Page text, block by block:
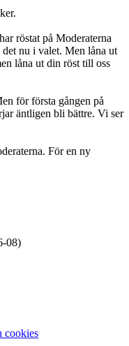
röstat på Moderaterna
nu i valet. Men låna ut
låna ut din röst till oss
för första gången på
äntligen bli bättre. Vi ser
För en ny
08)
cookies